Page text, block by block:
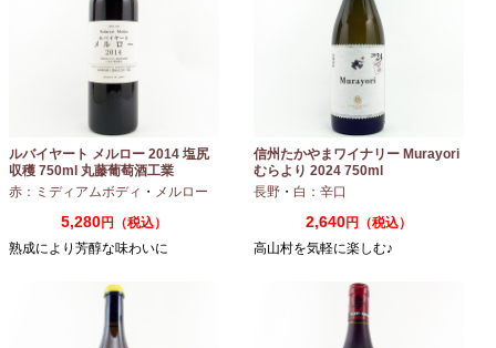
ルバイヤート メルロー 2014 塩尻
収穫 750ml 丸藤葡萄酒工業
赤：ミディアムボディ ・ メルロー
5,280円（税込）
熟成により芳醇な味わいに
信州たかやまワイナリー Murayori
むらより 2024 750ml
長野 ・ 白：辛口
2,640円（税込）
高山村を気軽に楽しむ♪